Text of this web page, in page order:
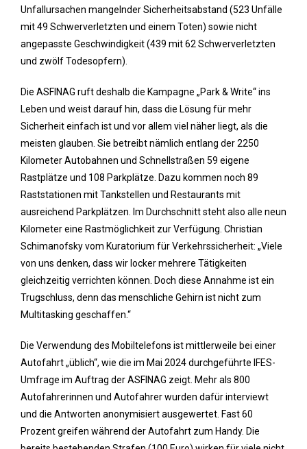
Unfallursachen mangelnder Sicherheitsabstand (523 Unfälle
mit 49 Schwerverletzten und einem Toten) sowie nicht
angepasste Geschwindigkeit (439 mit 62 Schwerverletzten
und zwölf Todesopfern).
Die ASFINAG ruft deshalb die Kampagne „Park & Write“ ins
Leben und weist darauf hin, dass die Lösung für mehr
Sicherheit einfach ist und vor allem viel näher liegt, als die
meisten glauben. Sie betreibt nämlich entlang der 2250
Kilometer Autobahnen und Schnellstraßen 59 eigene
Rastplätze und 108 Parkplätze. Dazu kommen noch 89
Raststationen mit Tankstellen und Restaurants mit
ausreichend Parkplätzen. Im Durchschnitt steht also alle neun
Kilometer eine Rastmöglichkeit zur Verfügung. Christian
Schimanofsky vom Kuratorium für Verkehrssicherheit: „Viele
von uns denken, dass wir locker mehrere Tätigkeiten
gleichzeitig verrichten können. Doch diese Annahme ist ein
Trugschluss, denn das menschliche Gehirn ist nicht zum
Multitasking geschaffen.“
Die Verwendung des Mobiltelefons ist mittlerweile bei einer
Autofahrt „üblich“, wie die im Mai 2024 durchgeführte IFES-
Umfrage im Auftrag der ASFINAG zeigt. Mehr als 800
Autofahrerinnen und Autofahrer wurden dafür interviewt
und die Antworten anonymisiert ausgewertet. Fast 60
Prozent greifen während der Autofahrt zum Handy. Die